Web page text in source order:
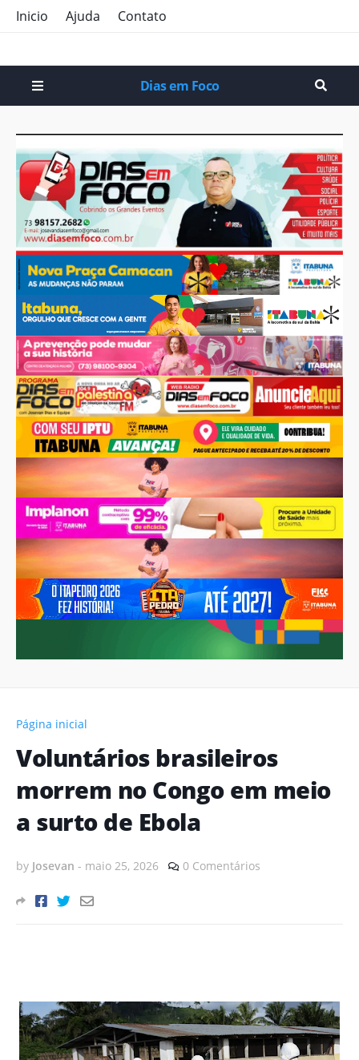
Inicio Ajuda Contato
Dias em Foco
Página inicial
Voluntários brasileiros
morrem no Congo em meio
a surto de Ebola
by Josevan - maio 25, 2026 0 Comentários